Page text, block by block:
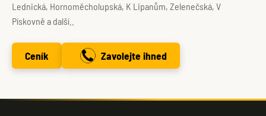
Lednická, Hornoměcholupská, K Lipanům, Zelenečská, V
Pískovně a další..
Ceník Zavolejte ihned